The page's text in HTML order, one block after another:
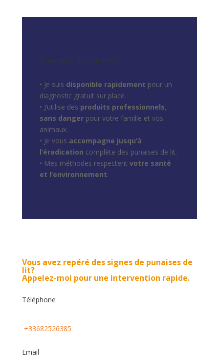
Pourquoi me choisir ?
• Je suis disponible rapidement pour un
diagnostic gratuit sur place.
• J’utilise des produits professionnels,
sans dangerpour votre famille et vos
animaux.
• Je vous accompagne jusqu’à
l’éradication complète des punaises de lit.
• Mes méthodes respectent votre santé
et l’environnement.
Vous avez repéré des signes de punaises de
lit?
Appelez-moi pour une intervention rapide.
Téléphone
+33682526385
Email